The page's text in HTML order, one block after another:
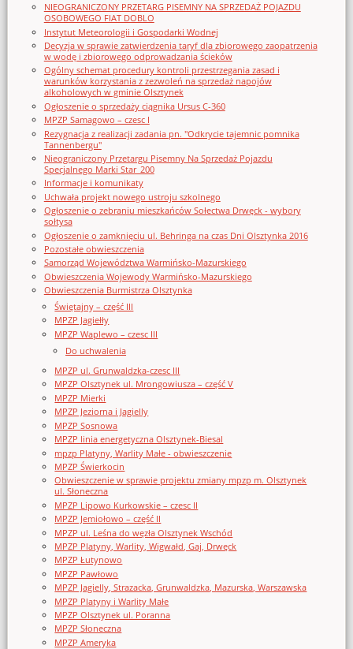
NIEOGRANICZONY PRZETARG PISEMNY NA SPRZEDAŻ POJAZDU
OSOBOWEGO FIAT DOBLO
Instytut Meteorologii i Gospodarki Wodnej
Decyzja w sprawie zatwierdzenia taryf dla zbiorowego zaopatrzenia
w wodę i zbiorowego odprowadzania ścieków
Ogólny schemat procedury kontroli przestrzegania zasad i
warunków korzystania z zezwoleń na sprzedaż napojów
alkoholowych w gminie Olsztynek
Ogłoszenie o sprzedaży ciągnika Ursus C-360
MPZP Samagowo – czesc I
Rezygnacja z realizacji zadania pn. "Odkrycie tajemnic pomnika
Tannenbergu"
Nieograniczony Przetargu Pisemny Na Sprzedaż Pojazdu
Specjalnego Marki Star_200
Informacje i komunikaty
Uchwała projekt nowego ustroju szkolnego
Ogłoszenie o zebraniu mieszkańców Sołectwa Drwęck - wybory
sołtysa
Ogłoszenie o zamknięciu ul. Behringa na czas Dni Olsztynka 2016
Pozostałe obwieszczenia
Samorząd Województwa Warmińsko-Mazurskiego
Obwieszczenia Wojewody Warmińsko-Mazurskiego
Obwieszczenia Burmistrza Olsztynka
Świętajny – część III
MPZP Jagiełły
MPZP Waplewo – czesc III
Do uchwalenia
MPZP ul. Grunwaldzka-czesc III
MPZP Olsztynek ul. Mrongowiusza – część V
MPZP Mierki
MPZP Jeziorna i Jagielly
MPZP Sosnowa
MPZP linia energetyczna Olsztynek-Biesal
mpzp Platyny, Warlity Małe - obwieszczenie
MPZP Świerkocin
Obwieszczenie w sprawie projektu zmiany mpzp m. Olsztynek
ul. Słoneczna
MPZP Lipowo Kurkowskie – czesc II
MPZP Jemiołowo – część II
MPZP ul. Leśna do węzła Olsztynek Wschód
MPZP Platyny, Warlity, Wigwałd, Gaj, Drwęck
MPZP Łutynowo
MPZP Pawłowo
MPZP Jagielly, Strazacka, Grunwaldzka, Mazurska, Warszawska
MPZP Platyny i Warlity Małe
MPZP Olsztynek ul. Poranna
MPZP Słoneczna
MPZP Ameryka